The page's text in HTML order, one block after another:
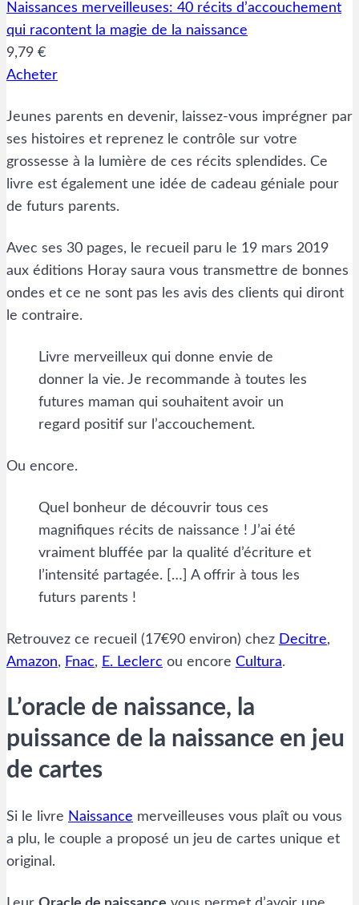
Naissances merveilleuses: 40 récits d’accouchement
qui racontent la magie de la naissance
9,79 €
Acheter
Jeunes parents en devenir, laissez-vous imprégner par
ses histoires et reprenez le contrôle sur votre
grossesse à la lumière de ces récits splendides. Ce
livre est également une idée de cadeau géniale pour
de futurs parents.
Avec ses 30 pages, le recueil paru le 19 mars 2019
aux éditions Horay saura vous transmettre de bonnes
ondes et ce ne sont pas les avis des clients qui diront
le contraire.
Livre merveilleux qui donne envie de
donner la vie. Je recommande à toutes les
futures maman qui souhaitent avoir un
regard positif sur l’accouchement.
Ou encore.
Quel bonheur de découvrir tous ces
magnifiques récits de naissance ! J’ai été
vraiment bluffée par la qualité d’écriture et
l’intensité partagée. […] A offrir à tous les
futurs parents !
Retrouvez ce recueil (17€90 environ) chez Decitre,
Amazon, Fnac, E. Leclerc ou encore Cultura.
L’oracle de naissance, la
puissance de la naissance en jeu
de cartes
Si le livre Naissance merveilleuses vous plaît ou vous
a plu, le couple a proposé un jeu de cartes unique et
original.